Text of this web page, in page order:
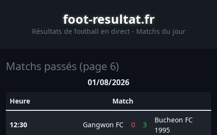
foot-resultat.fr
Résultats de football en direct - Matchs du jour
Matchs passés (page 6)
01/08/2026
Heure Match
12:30 Gangwon FC 0 3
Bucheon FC
1995